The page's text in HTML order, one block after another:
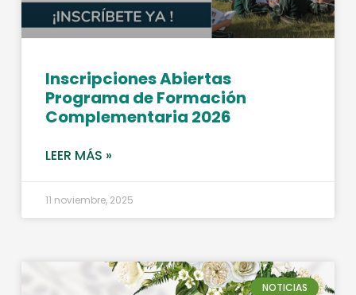
Inscripciones Abiertas
Programa de Formación
Complementaria 2026
LEER MÁS »
11 noviembre, 2025
NOTICIAS